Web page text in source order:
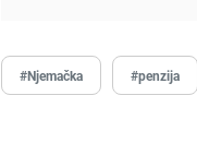
#Njemačka #penzija